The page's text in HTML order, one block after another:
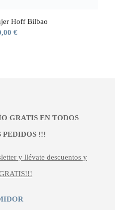
Hoff Bilbao
€
GRATIS EN TODOS
PEDIDOS !!!
y llévate descuentos y